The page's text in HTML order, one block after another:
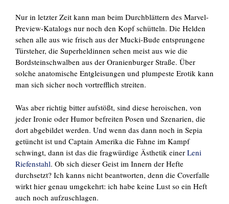
Nur in letzter Zeit kann man beim Durchblättern des Marvel-
Preview-Katalogs nur noch den Kopf schütteln. Die Helden
sehen alle aus wie frisch aus der Mucki-Bude entsprungene
Türsteher, die Superheldinnen sehen meist aus wie die
Bordsteinschwalben aus der Oranienburger Straße. Über
solche anatomische Entgleisungen und plumpeste Erotik kann
man sich sicher noch vortrefflich streiten.
Was aber richtig bitter aufstößt, sind diese heroischen, von
jeder Ironie oder Humor befreiten Posen und Szenarien, die
dort abgebildet werden. Und wenn das dann noch in Sepia
getüncht ist und Captain Amerika die Fahne im Kampf
schwingt, dann ist das die fragwürdige Ästhetik einer Leni
Riefenstahl. Ob sich dieser Geist im Innern der Hefte
durchsetzt? Ich kanns nicht beantworten, denn die Coverfalle
wirkt hier genau umgekehrt: ich habe keine Lust so ein Heft
auch noch aufzuschlagen.